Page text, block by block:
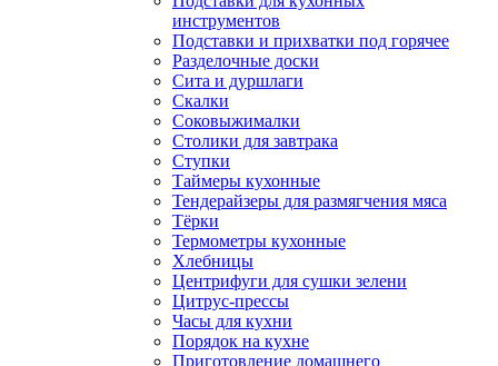
инструментов
Подставки и прихватки под горячее
Разделочные доски
Сита и дуршлаги
Скалки
Соковыжималки
Столики для завтрака
Ступки
Таймеры кухонные
Тендерайзеры для размягчения мяса
Тёрки
Термометры кухонные
Хлебницы
Центрифуги для сушки зелени
Цитрус-прессы
Часы для кухни
Порядок на кухне
Приготовление домашнего